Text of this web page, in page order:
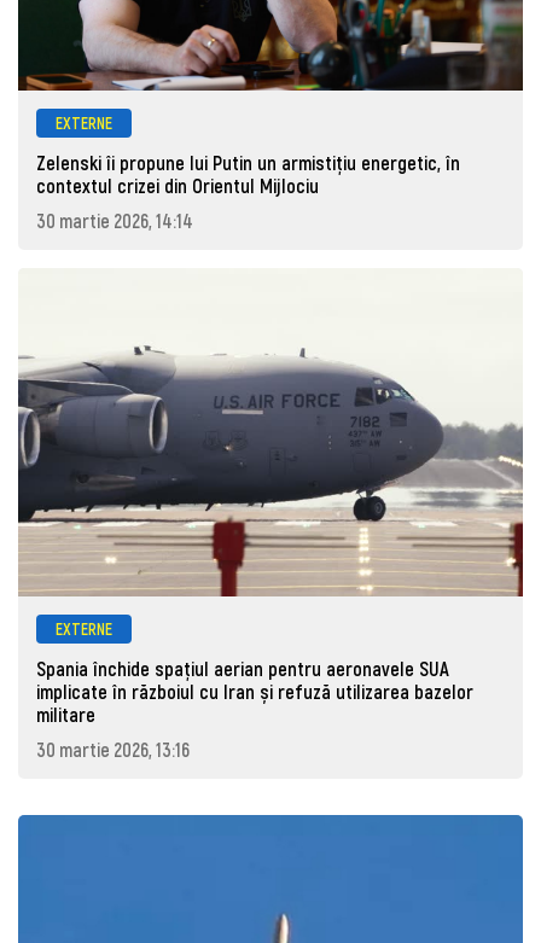
EXTERNE
Zelenski îi propune lui Putin un armistițiu energetic, în
contextul crizei din Orientul Mijlociu
30 martie 2026, 14:14
EXTERNE
Spania închide spațiul aerian pentru aeronavele SUA
implicate în războiul cu Iran și refuză utilizarea bazelor
militare
30 martie 2026, 13:16